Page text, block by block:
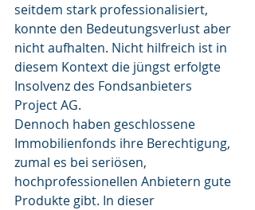
seitdem stark professionalisiert,
konnte den Bedeutungsverlust aber
nicht aufhalten. Nicht hilfreich ist in
diesem Kontext die jüngst erfolgte
Insolvenz des Fondsanbieters
Project AG.
Dennoch haben geschlossene
Immobilienfonds ihre Berechtigung,
zumal es bei seriösen,
hochprofessionellen Anbietern gute
Produkte gibt. In dieser